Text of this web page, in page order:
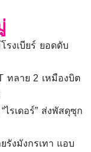
รงเบียร์ ยอดดับ
ทลาย 2 เหมืองบิต
รเดอร์” ส่งพัสดุซุก
รังมังกรเทา แอบ